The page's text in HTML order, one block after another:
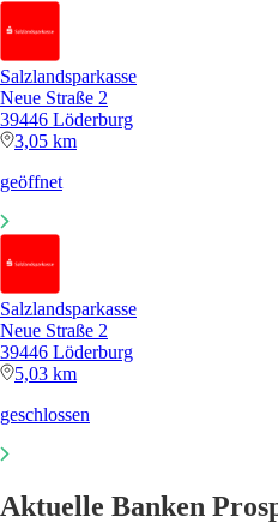
Salzlandsparkasse
Neue Straße 2
39446 Löderburg
3,05 km
geöffnet
Salzlandsparkasse
Neue Straße 2
39446 Löderburg
5,03 km
geschlossen
Aktuelle Banken